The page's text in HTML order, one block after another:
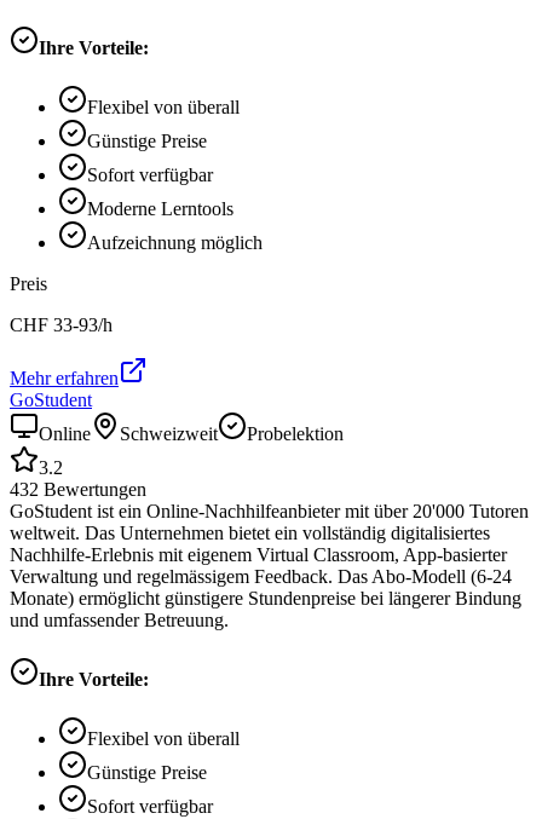
Ihre Vorteile:
Flexibel von überall
Günstige Preise
Sofort verfügbar
Moderne Lerntools
Aufzeichnung möglich
Preis
CHF 33-93/h
Mehr erfahren
GoStudent
Online
Schweizweit
Probelektion
3.2
432 Bewertungen
GoStudent ist ein Online-Nachhilfeanbieter mit über 20'000 Tutoren
weltweit. Das Unternehmen bietet ein vollständig digitalisiertes
Nachhilfe-Erlebnis mit eigenem Virtual Classroom, App-basierter
Verwaltung und regelmässigem Feedback. Das Abo-Modell (6-24
Monate) ermöglicht günstigere Stundenpreise bei längerer Bindung
und umfassender Betreuung.
Ihre Vorteile:
Flexibel von überall
Günstige Preise
Sofort verfügbar